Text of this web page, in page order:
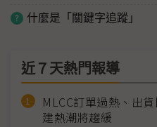
什麼是「關鍵字追蹤」
近７天熱門報導
MLCC訂單過熱、出
建熱潮將趨緩